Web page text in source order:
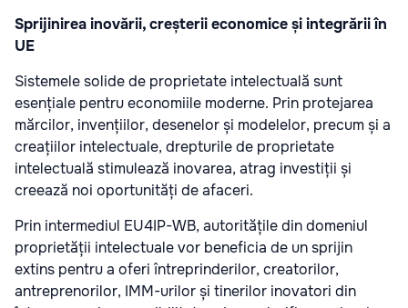
Sprijinirea inovării, creșterii economice și integrării în
UE
Sistemele solide de proprietate intelectuală sunt
esențiale pentru economiile moderne. Prin protejarea
mărcilor, invențiilor, desenelor și modelelor, precum și a
creațiilor intelectuale, drepturile de proprietate
intelectuală stimulează inovarea, atrag investiții și
creează noi oportunități de afaceri.
Prin intermediul EU4IP-WB, autoritățile din domeniul
proprietății intelectuale vor beneficia de un sprijin
extins pentru a oferi întreprinderilor, creatorilor,
antreprenorilor, IMM-urilor și tinerilor inovatori din